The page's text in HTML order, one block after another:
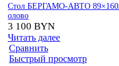
Стол БЕРГАМО-АВТО 89×160/
олово
3 100 BYN
Читать далее
Сравнить
Быстрый просмотр